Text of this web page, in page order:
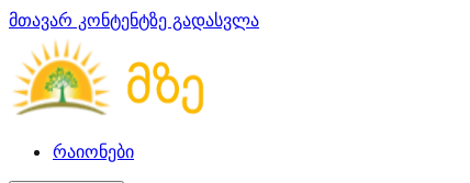
მთავარ კონტენტზე გადასვლა
რაიონები